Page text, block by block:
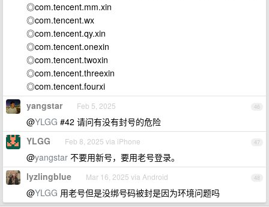
◎com.tencent.mm.xin
◎com.tencent.wx
◎com.tencent.qy.xin
◎com.tencent.onexin
◎com.tencent.twoxin
◎com.tencent.threexin
◎com.tencent.fourxi
46
yangstar Feb 5, 2025
@YLGG #42 请问有没有封号的危险
47
YLGG Feb 8, 2025 via iPhone
@yangstar 不要用新号，要用老号登录。
48
lyzlingblue Mar 16, 2025 via Android
@YLGG 用老号但是没绑号码被封是因为环境问题吗